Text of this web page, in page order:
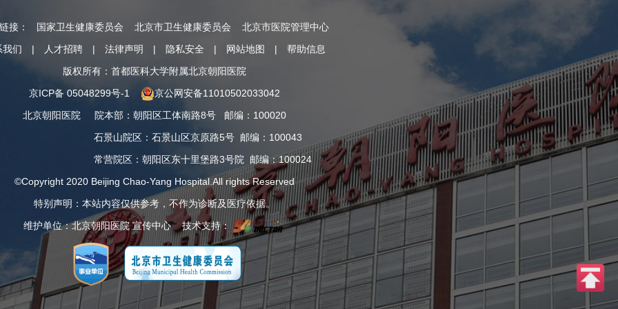
接： 国家卫生健康委员会 北京市卫生健康委员会
北京市医院管理中心
我们
| 人才招聘 | 法律声明 | 隐私安全 | 网站地图 |
帮助信息
版权所有：首都医科大学附属北京朝阳医院
京ICP备 05048299号-1
京公网安备11010502033042
北京朝阳医院
院本部 ： 朝阳区工体南路8号 邮编：100020
石景山院区 ： 石景山区京原路5号 邮编：100043
常营院区 ： 朝阳区东十里堡路3号院 邮编：100024
©Copyright 2020 Beijing Chao-Yang Hospital.All rights Reserved
特别声明：本站内容仅供参考，不作为诊断及医疗依据。
维护单位：北京朝阳医院 宣传中心 技术支持：